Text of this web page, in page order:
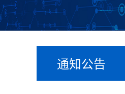
通知公告